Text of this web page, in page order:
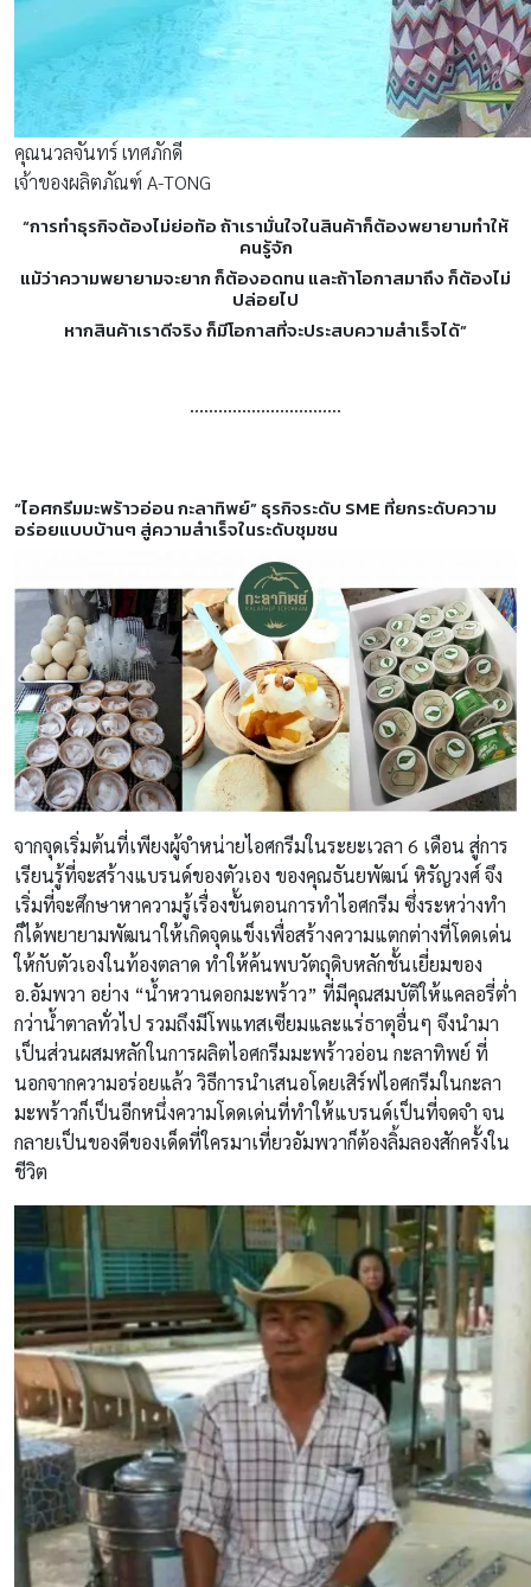
คุณนวลจันทร์ เทศภักดี
เจ้าของผลิตภัณฑ์ A-TONG
“การทำธุรกิจต้องไม่ย่อท้อ ถ้าเรามั่นใจในสินค้าก็ต้องพยายามทำให้
คนรู้จัก
แม้ว่าความพยายามจะยาก ก็ต้องอดทน และถ้าโอกาสมาถึง ก็ต้องไม่
ปล่อยไป
หากสินค้าเราดีจริง ก็มีโอกาสที่จะประสบความสำเร็จได้”
…………………………..
“ไอศกรีมมะพร้าวอ่อน กะลาทิพย์” ธุรกิจระดับ SME ที่ยกระดับความ
อร่อยแบบบ้านๆ สู่ความสำเร็จในระดับชุมชน
จากจุดเริ่มต้นที่เพียงผู้จำหน่ายไอศกรีมในระยะเวลา 6 เดือน สู่การ
เรียนรู้ที่จะสร้างแบรนด์ของตัวเอง ของคุณธันยพัฒน์ หิรัญวงศ์ จึง
เริ่มที่จะศึกษาหาความรู้เรื่องขั้นตอนการทำไอศกรีม ซึ่งระหว่างทำ
ก็ได้พยายามพัฒนาให้เกิดจุดแข็งเพื่อสร้างความแตกต่างที่โดดเด่น
ให้กับตัวเองในท้องตลาด ทำให้ค้นพบวัตถุดิบหลักชั้นเยี่ยมของ
อ.อัมพวา อย่าง “น้ำหวานดอกมะพร้าว” ที่มีคุณสมบัติให้แคลอรี่ต่ำ
กว่าน้ำตาลทั่วไป รวมถึงมีโพแทสเซียมและแร่ธาตุอื่นๆ จึงนำมา
เป็นส่วนผสมหลักในการผลิตไอศกรีมมะพร้าวอ่อน กะลาทิพย์ ที่
นอกจากความอร่อยแล้ว วิธีการนำเสนอโดยเสิร์ฟไอศกรีมในกะลา
มะพร้าวก็เป็นอีกหนึ่งความโดดเด่นที่ทำให้แบรนด์เป็นที่จดจำ จน
กลายเป็นของดีของเด็ดที่ใครมาเที่ยวอัมพวาก็ต้องลิ้มลองสักครั้งใน
ชีวิต